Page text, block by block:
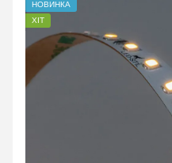
НОВИНКА
ХІТ